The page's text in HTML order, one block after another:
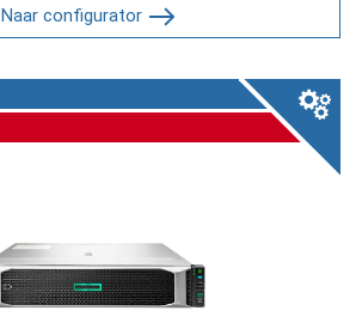
Naar configurator